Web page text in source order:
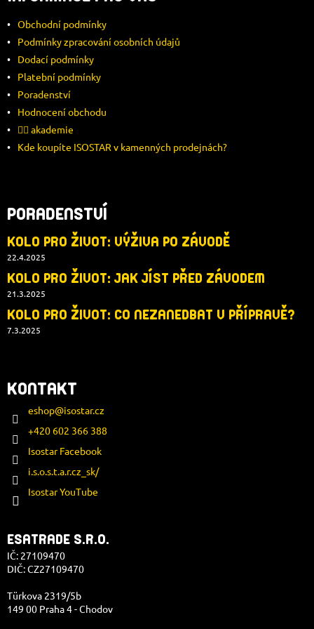
P
A
T
Obchodní podmínky
Podmínky zpracování osobních údajů
Dodací podmínky
Platební podmínky
Poradenství
Hodnocení obchodu
🚴‍♂️ akademie
Kde koupíte ISOSTAR v kamenných prodejnách?
PORADENSTVÍ
KOLO PRO ŽIVOT: VÝŽIVA PO ZÁVODĚ
22.4.2025
KOLO PRO ŽIVOT: JAK JÍST PŘED ZÁVODEM
21.3.2025
KOLO PRO ŽIVOT: CO NEZANEDBAT V PŘÍPRAVĚ?
7.3.2025
KONTAKT
eshop@isostar.cz
+420 602 366 388
Isostar Facebook
i.s.o.s.t.a.r.cz_sk/
Isostar YouTube
ESATRADE S.R.O.
IČ: 27109470
DIČ: CZ27109470
Türkova 2319/5b
149 00 Praha 4 - Chodov